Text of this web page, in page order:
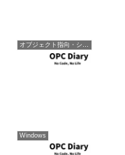
オブジェクト指向・システム開発
Windows